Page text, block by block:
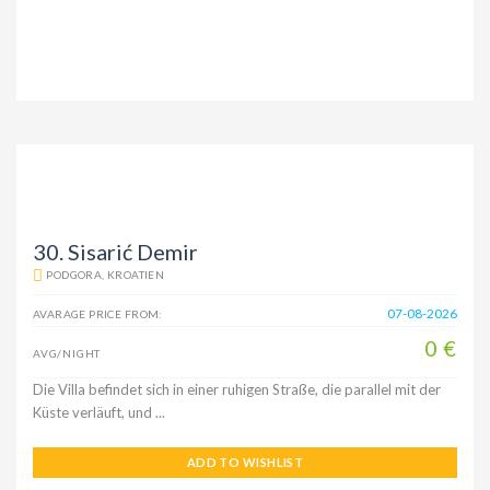
30. Sisarić Demir
PODGORA, KROATIEN
AVARAGE PRICE FROM: 07-08-2026
AVG/NIGHT 0 €
Die Villa befindet sich in einer ruhigen Straße, die parallel mit der
Küste verläuft, und ...
ADD TO WISHLIST